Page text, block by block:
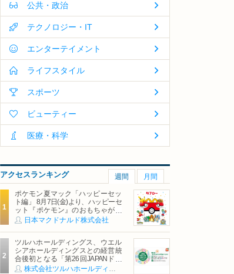
公共・政治
テクノロジー・IT
エンターテイメント
ライフスタイル
スポーツ
ビューティー
医療・科学
アクセスランキング 週間 月間
ポケモン夏マック「ハッピーセッ
ト編」 8月7日(金)より、ハッピーセ
ット『ポケモン』のおもちゃが期
間限定登場
日本マクドナルド株式会社
ツルハホールディングス、ウエル
シアホールディングスとの経営統
合後初となる「第26回JAPANドラ
ッグストアショー」に出展
株式会社ツルハホールディングス